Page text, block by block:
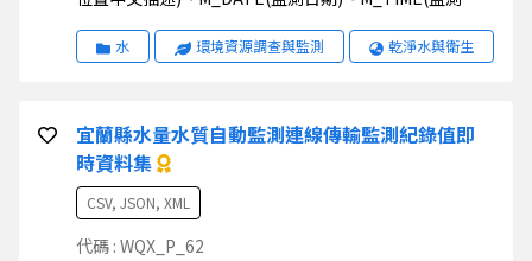
位)、STD1(排放標準一)、STD2(排放標準二)、
WGS84Y(經緯度座標_Y)
水 環境資源調查與監測 乾淨水與衛生
宜蘭縣水量水質自動監測連線傳輸監測紀錄值即
時資料集
CSV, JSON, XML
代碼 : WQX_P_62